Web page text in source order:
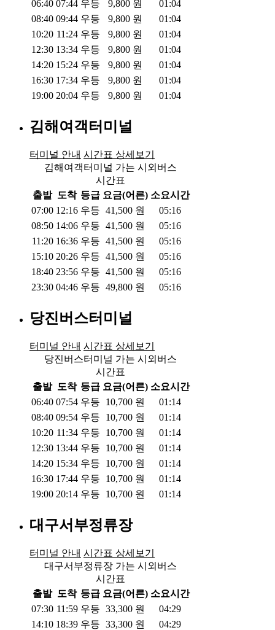
06:40 07:44 우등 9,800 원
01:04
08:40 09:44 우등 9,800 원
01:04
10:20 11:24 우등 9,800 원
01:04
12:30 13:34 우등 9,800 원
01:04
14:20 15:24 우등 9,800 원
01:04
16:30 17:34 우등 9,800 원
01:04
19:00 20:04 우등 9,800 원 01:04
김해여객터미널
터미널 안내 시간표 상세보기
김해여객터미널 가는 시외버스
시간표
출발 도착 등급 요금(어른) 소요시간
07:00 12:16 우등 41,500 원
05:16
08:50 14:06 우등 41,500 원
05:16
11:20 16:36 우등 41,500 원
05:16
15:10 20:26 우등 41,500 원
05:16
18:40 23:56 우등 41,500 원
05:16
23:30 04:46 우등 49,800 원 05:16
당진버스터미널
터미널 안내 시간표 상세보기
당진버스터미널 가는 시외버스
시간표
출발 도착 등급 요금(어른) 소요시간
06:40 07:54 우등 10,700 원
01:14
08:40 09:54 우등 10,700 원
01:14
10:20 11:34 우등 10,700 원
01:14
12:30 13:44 우등 10,700 원
01:14
14:20 15:34 우등 10,700 원
01:14
16:30 17:44 우등 10,700 원
01:14
19:00 20:14 우등 10,700 원 01:14
대구서부정류장
터미널 안내 시간표 상세보기
대구서부정류장 가는 시외버스
시간표
출발 도착 등급 요금(어른) 소요시간
07:30 11:59 우등 33,300 원
04:29
14:10 18:39 우등 33,300 원 04:29